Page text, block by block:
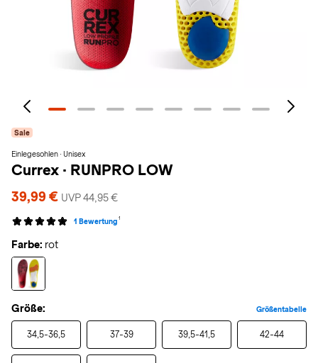
Sale
Einlegesohlen · Unisex
Currex · RUNPRO LOW
39,99 € UVP 44,95 €
1 Bewertung 1
Farbe: rot
Größe: Größentabelle
34,5-36,5 37-39 39,5-41,5 42-44